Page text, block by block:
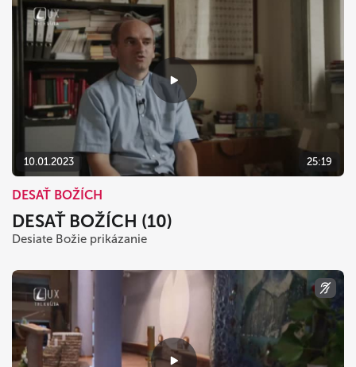
10.01.2023 25:19
DESAŤ BOŽÍCH
DESAŤ BOŽÍCH (10)
Desiate Božie prikázanie